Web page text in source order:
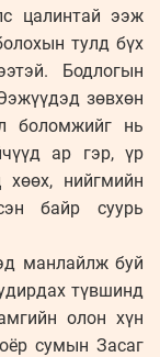
цалинтай ээж
тулд бүх
Бодлогын
зөвхөн
боломжийг нь
ар гэр, үр
хөөх, нийгмийн
байр суурь
манлайлж буй
түвшинд
олон хүн
сумын Засаг